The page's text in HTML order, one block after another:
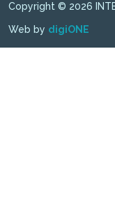
Copyright © 2026
Web by digiONE